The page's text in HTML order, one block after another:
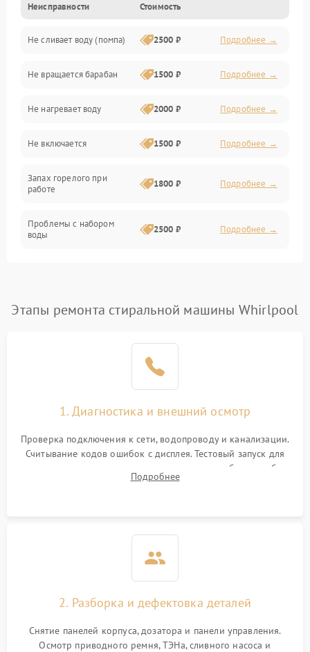
Электропитание
Водоснабжение
Слив
Программное обеспечение
Неисправности Стоимость
Не сливает воду (помпа) 2500 ₽ Подробнее →
Не вращается барабан 1500 ₽ Подробнее →
Не нагревает воду 2000 ₽ Подробнее →
Не включается 1500 ₽ Подробнее →
Запах горелого при
работе
1800 ₽ Подробнее →
Проблемы с набором
воды
2500 ₽ Подробнее →
2200 ₽ Подробнее →
Этапы ремонта стиральной машины Whirlpool
1. Диагностика и внешний осмотр
Проверка подключения к сети, водопроводу и канализации.
Считывание кодов ошибок с дисплея. Тестовый запуск для
выявления посторонних шумов, протечек или сбоев в работе
электронного модуля управления.
Подробнее
2. Разборка и дефектовка деталей
Снятие панелей корпуса, дозатора и панели управления.
Осмотр приводного ремня, ТЭНа, сливного насоса и